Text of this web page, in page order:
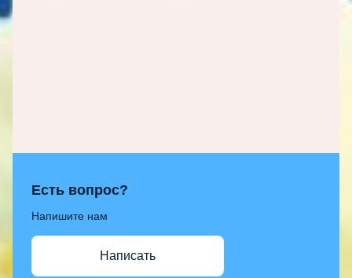
Есть вопрос?
Напишите нам
Написать